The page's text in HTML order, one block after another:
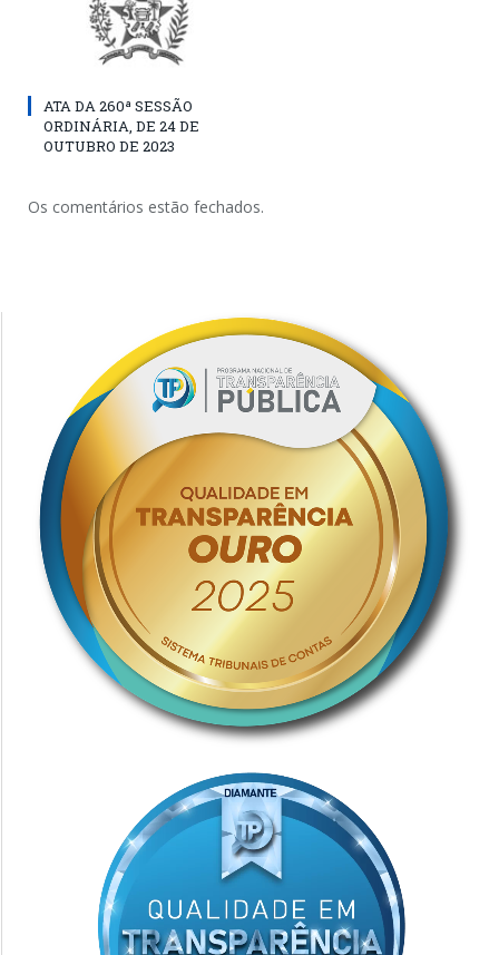
ATA DA 260ª SESSÃO
ORDINÁRIA, DE 24 DE
OUTUBRO DE 2023
Os comentários estão fechados.